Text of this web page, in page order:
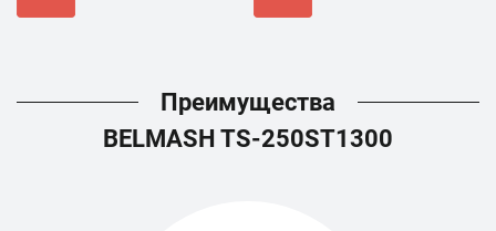
Преимущества
BELMASH TS-250ST1300